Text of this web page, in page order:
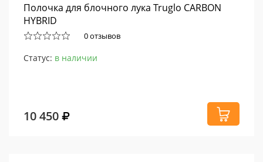
Полочка для блочного лука Truglo CARBON
HYBRID
0 отзывов
Статус: в наличии
10 450